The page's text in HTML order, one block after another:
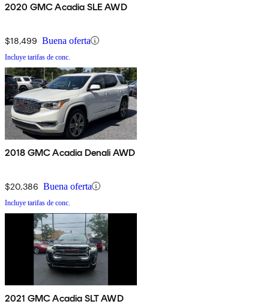
2020 GMC Acadia SLE AWD
$18,499 Buena oferta
Incluye tarifas de conc.
2018 GMC Acadia Denali AWD
$20,386 Buena oferta
Incluye tarifas de conc.
2021 GMC Acadia SLT AWD